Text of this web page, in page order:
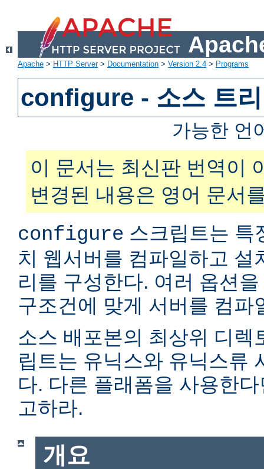
Apache > HTTP Server> Documentation > Version 2.4 > Programs
configure - 소스 트
가능한 언
이 문서는 최신판 번역이
변경된 내용은 영어 문서
configure 스크립트는 특
치 웹서버를 컴파일하고 설
리를 구성한다. 여러 옵션
구조건에 맞게 서버를 컴파
소스 배포본의 최상위 디렉
립트는 유닉스와 유닉스류
다. 다른 플래폼을 사용한
고하라.
개요